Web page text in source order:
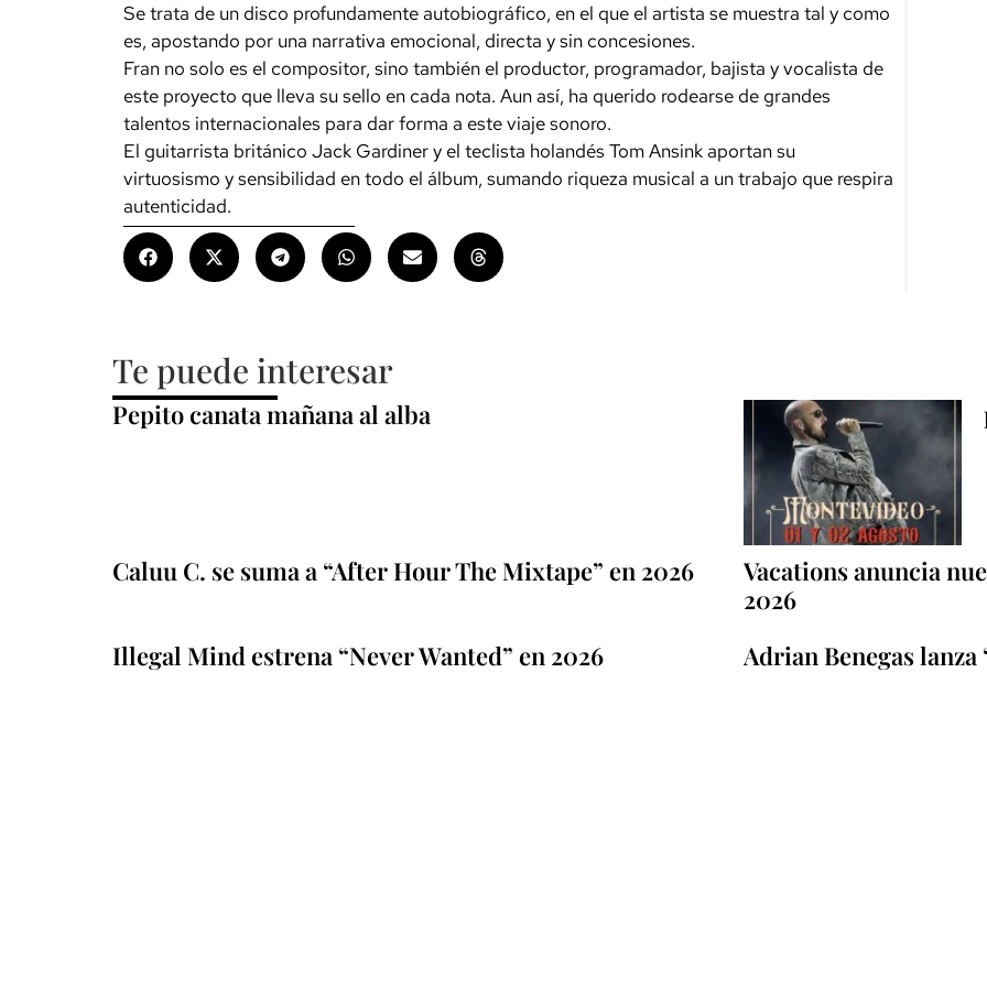
Se trata de un disco profundamente autobiográfico, en el que el artista se muestra tal y como
es, apostando por una narrativa emocional, directa y sin concesiones.
Fran no solo es el compositor, sino también el productor, programador, bajista y vocalista de
este proyecto que lleva su sello en cada nota. Aun así, ha querido rodearse de grandes
talentos internacionales para dar forma a este viaje sonoro.
El guitarrista británico Jack Gardiner y el teclista holandés Tom Ansink aportan su
virtuosismo y sensibilidad en todo el álbum, sumando riqueza musical a un trabajo que respira
autenticidad.
Te puede interesar
Pepito canata mañana al alba
Caluu C. se suma a “After Hour The Mixtape” en 2026
Vacations anuncia
2026
Illegal Mind estrena “Never Wanted” en 2026
Adrian Benegas